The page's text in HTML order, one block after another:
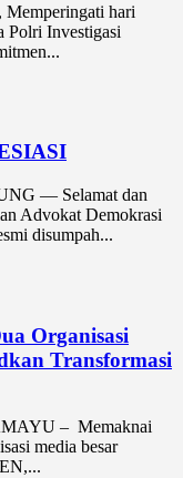
hari
Polri Investigasi
— Selamat dan
Advokat Demokrasi
disumpah...
Organisasi
Transformasi
– Memaknai
media besar